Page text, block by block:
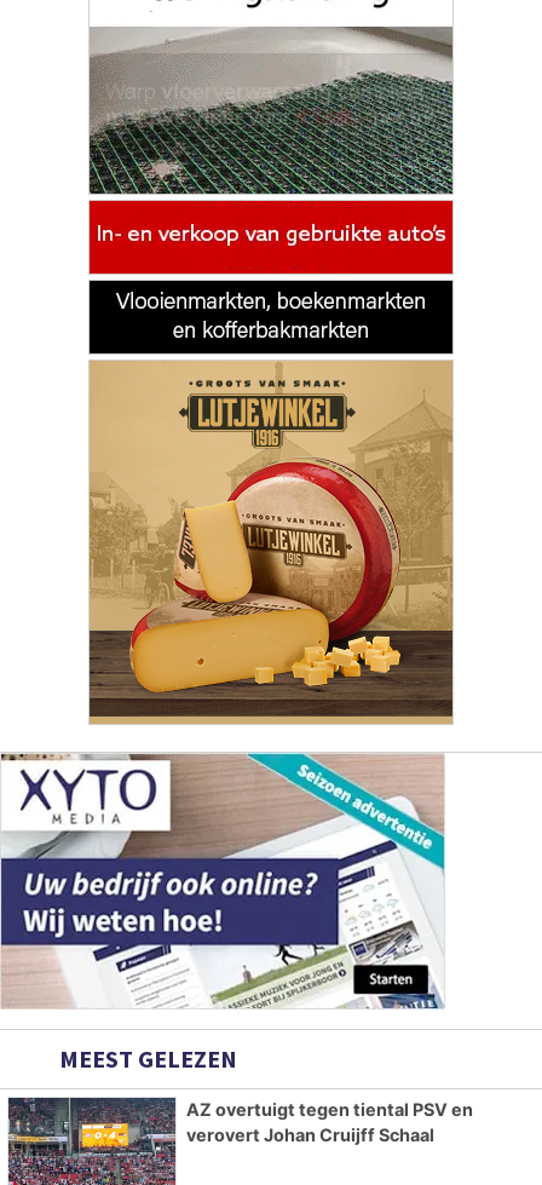
MEEST GELEZEN
AZ overtuigt tegen tiental PSV en
verovert Johan Cruijff Schaal